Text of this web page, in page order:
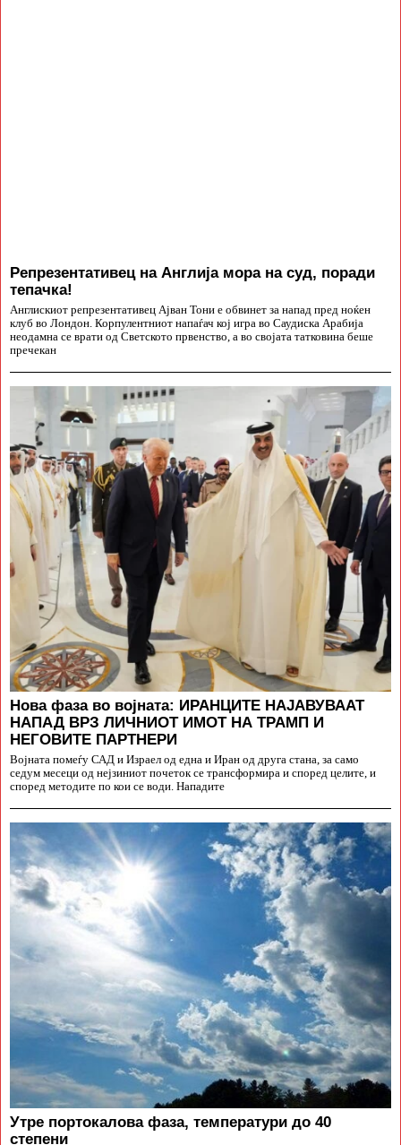
Репрезентативец на Англија мора на суд, поради
тепачка!
Англискиот репрезентативец Ајван Тони е обвинет за напад пред ноќен
клуб во Лондон. Корпулентниот напаѓач кој игра во Саудиска Арабија
неодамна се врати од Светското првенство, а во својата татковина беше
пречекан
Нова фаза во војната: ИРАНЦИТЕ НАЈАВУВААТ
НАПАД ВРЗ ЛИЧНИОТ ИМОТ НА ТРАМП И
НЕГОВИТЕ ПАРТНЕРИ
Војната помеѓу САД и Израел од една и Иран од друга стана, за само
седум месеци од нејзиниот почеток се трансформира и според целите, и
според методите по кои се води. Нападите
Утре портокалова фаза, температури до 40
степени